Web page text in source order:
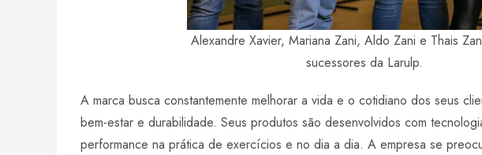
Alexandre Xavier, Mariana Zani, Aldo Zani e Thais
sucessores da Larulp.
A marca busca constantemente melhorar a vida e o cotidiano dos seus
bem-estar e durabilidade. Seus produtos são desenvolvidos com
performance na prática de exercícios e no dia a dia. A empresa se